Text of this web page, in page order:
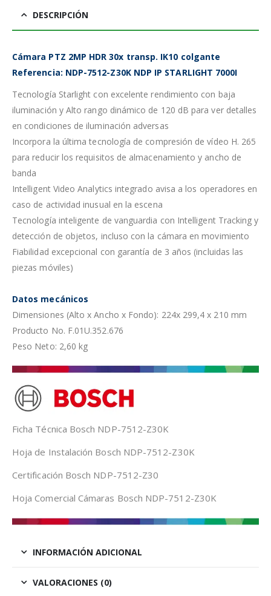
DESCRIPCIÓN
Cámara PTZ 2MP HDR 30x transp. IK10 colgante
Referencia: NDP-7512-Z30K NDP IP STARLIGHT 7000I
Tecnología Starlight con excelente rendimiento con baja
iluminación y Alto rango dinámico de 120 dB para ver detalles
en condiciones de iluminación adversas
Incorpora la última tecnología de compresión de vídeo H. 265
para reducir los requisitos de almacenamiento y ancho de
banda
Intelligent Video Analytics integrado avisa a los operadores en
caso de actividad inusual en la escena
Tecnología inteligente de vanguardia con Intelligent Tracking y
detección de objetos, incluso con la cámara en movimiento
Fiabilidad excepcional con garantía de 3 años (incluidas las
piezas móviles)
Datos mecánicos
Dimensiones (Alto x Ancho x Fondo): 224x 299,4 x 210 mm
Producto No. F.01U.352.676
Peso Neto: 2,60 kg
Ficha Técnica Bosch NDP-7512-Z30K
Hoja de Instalación Bosch NDP-7512-Z30K
Certificación Bosch NDP-7512-Z30
Hoja Comercial Cámaras Bosch NDP-7512-Z30K
INFORMACIÓN ADICIONAL
VALORACIONES (0)